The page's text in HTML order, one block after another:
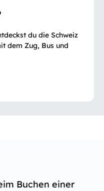
du die Schweiz
dem Zug, Bus und
Buchen einer